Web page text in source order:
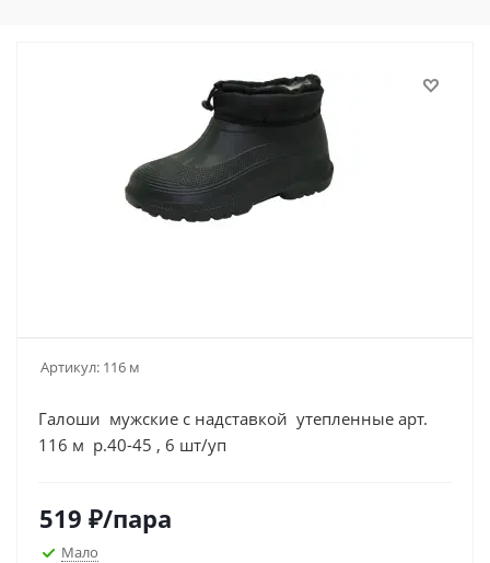
Артикул: 116 м
Галоши мужские с надставкой утепленные арт.
116 м р.40-45 , 6 шт/уп
519 ₽/пара
Мало